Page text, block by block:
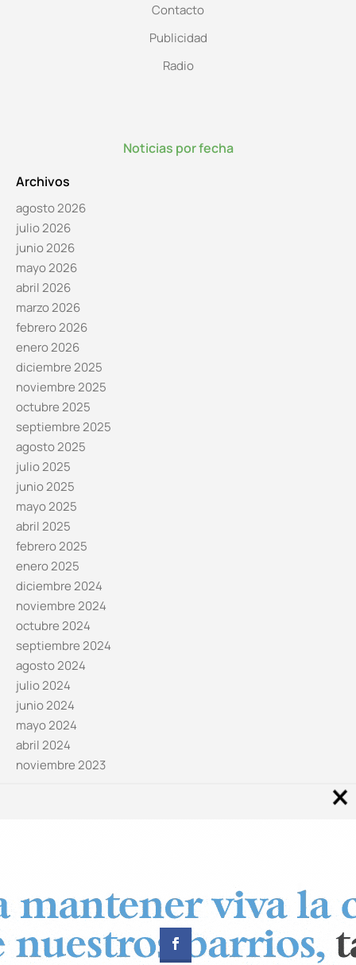
Contacto
Publicidad
Radio
Noticias por fecha
Archivos
agosto 2026
julio 2026
junio 2026
mayo 2026
abril 2026
marzo 2026
febrero 2026
enero 2026
diciembre 2025
noviembre 2025
octubre 2025
septiembre 2025
agosto 2025
julio 2025
junio 2025
mayo 2025
abril 2025
febrero 2025
enero 2025
diciembre 2024
noviembre 2024
octubre 2024
septiembre 2024
agosto 2024
julio 2024
junio 2024
mayo 2024
abril 2024
noviembre 2023